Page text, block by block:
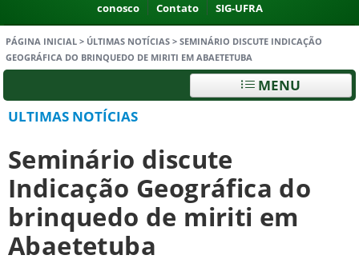
conosco
Contato SIG-UFRA
PÁGINA INICIAL > ÚLTIMAS NOTÍCIAS > SEMINÁRIO DISCUTE INDICAÇÃO
GEOGRÁFICA DO BRINQUEDO DE MIRITI EM ABAETETUBA
MENU
ULTIMAS NOTÍCIAS
Seminário discute
Indicação Geográfica do
brinquedo de miriti em
Abaetetuba